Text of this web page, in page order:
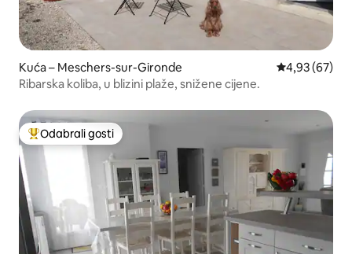
Kuća – Meschers-sur-Gironde Prosječna
4,93 (67)
Ribarska koliba, u blizini plaže, snižene cijene.
Među najviše rangiranima s oznakom „Odabrali gosti”
Odabrali gosti